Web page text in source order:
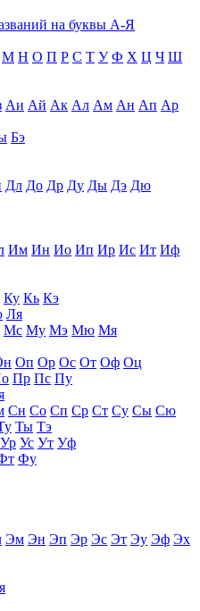
на буквы А-Я
М Н О П Р С Т У Ф Х Ц Ч Ш
Аи Ай Ак Ал Ам Ан Ап Ар
Бэ
Дл До Др Ду Ды Дэ Дю
Им Ин Ио Ип Ир Ис Ит Иф
Ку Кь Кэ
Ля
Мс Му Мэ Мю Мя
Оп Ор Ос От Оф Оц
Пр Пс Пу
Сн Со Сп Ср Ст Су Сы Сю
Ты Тэ
Ур Ус Ут Уф
Фу
Эм Эн Эп Эр Эс Эт Эу Эф Эх